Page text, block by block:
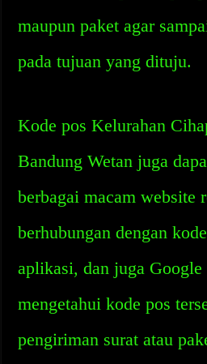
maupun paket agar
pada tujuan yang dituju.
Kode pos Kelurahan
Bandung Wetan juga
berbagai macam website
berhubungan dengan
aplikasi, dan juga
mengetahui kode pos
pengiriman surat atau